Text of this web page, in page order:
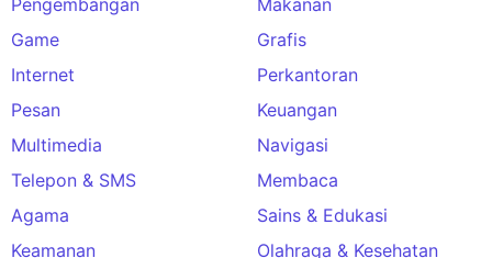
Game
Grafis
Internet
Perkantoran
Pesan
Keuangan
Multimedia
Navigasi
Telepon & SMS
Membaca
Agama
Sains & Edukasi
Keamanan
Olahraga & Kesehatan